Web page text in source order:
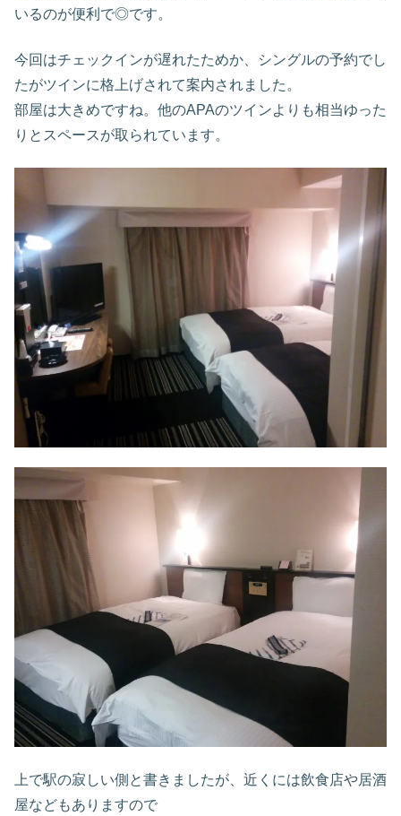
いるのが便利で◎です。
今回はチェックインが遅れたためか、シングルの予約でし
たがツインに格上げされて案内されました。
部屋は大きめですね。他のAPAのツインよりも相当ゆった
りとスペースが取られています。
上で駅の寂しい側と書きましたが、近くには飲食店や居酒
屋などもありますので